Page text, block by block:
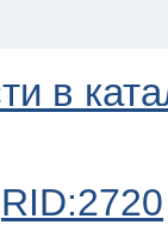
в
RID:2720